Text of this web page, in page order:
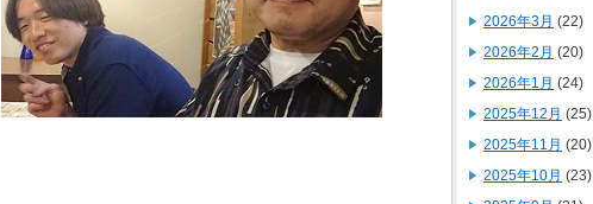
2026年3月 (22)
2026年2月 (20)
2026年1月 (24)
2025年12月 (25)
2025年11月 (20)
2025年10月 (23)